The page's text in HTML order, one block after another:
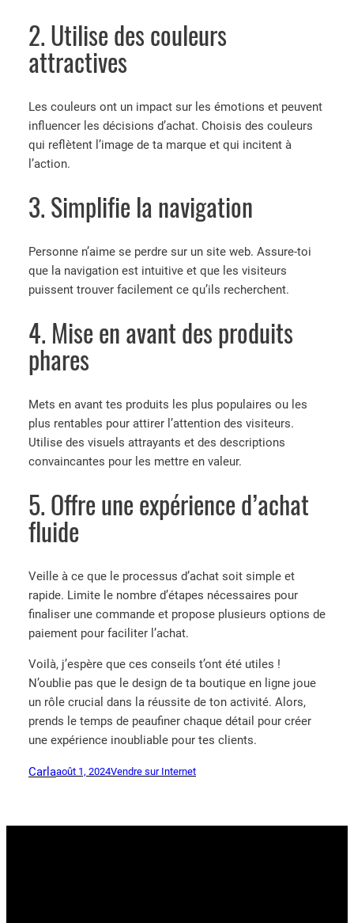
2. Utilise des couleurs
attractives
Les couleurs ont un impact sur les émotions et peuvent
influencer les décisions d’achat. Choisis des couleurs
qui reflètent l’image de ta marque et qui incitent à
l’action.
3. Simplifie la navigation
Personne n’aime se perdre sur un site web. Assure-toi
que la navigation est intuitive et que les visiteurs
puissent trouver facilement ce qu’ils recherchent.
4. Mise en avant des produits
phares
Mets en avant tes produits les plus populaires ou les
plus rentables pour attirer l’attention des visiteurs.
Utilise des visuels attrayants et des descriptions
convaincantes pour les mettre en valeur.
5. Offre une expérience d’achat
fluide
Veille à ce que le processus d’achat soit simple et
rapide. Limite le nombre d’étapes nécessaires pour
finaliser une commande et propose plusieurs options de
paiement pour faciliter l’achat.
Voilà, j’espère que ces conseils t’ont été utiles !
N’oublie pas que le design de ta boutique en ligne joue
un rôle crucial dans la réussite de ton activité. Alors,
prends le temps de peaufiner chaque détail pour créer
une expérience inoubliable pour tes clients.
Carlaaoût 1, 2024Vendre sur Internet